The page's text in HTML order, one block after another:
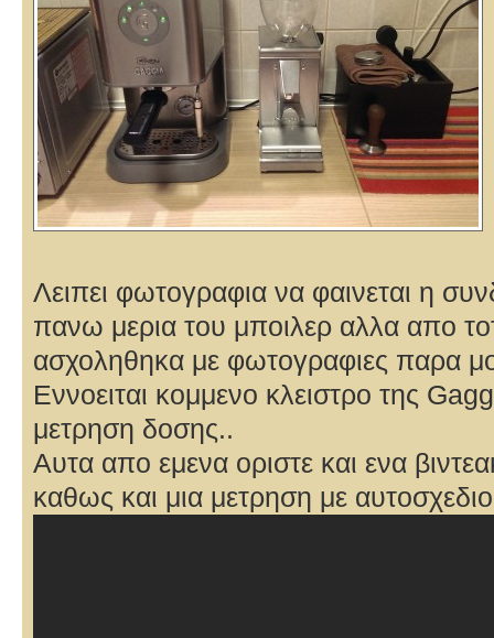
Λειπει φωτογραφια να φαινεται η
πανω μερια του μποιλερ αλλα απο
ασχοληθηκα με φωτογραφιες παρα
Εννοειται κομμενο κλειστρο της
μετρηση δοσης..
Αυτα απο εμενα οριστε και ενα
καθως και μια μετρηση με